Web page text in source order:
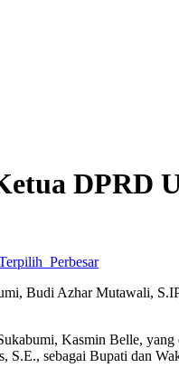
DPRD
Perbesar
Budi Azhar Mutawali,
Kasmin Belle,
S.E., sebagai Bupati dan